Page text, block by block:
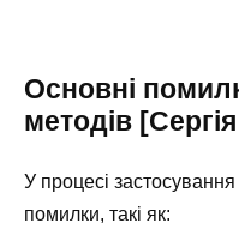
Основні
методів
У процесі
помилки, такі як: